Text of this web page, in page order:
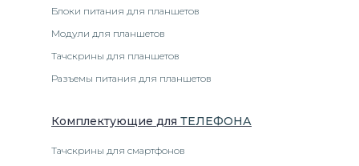
Блоки питания для планшетов
Модули для планшетов
Тачскрины для планшетов
Разъемы питания для планшетов
Комплектующие для ТЕЛЕФОНА
Тачскрины для смартфонов